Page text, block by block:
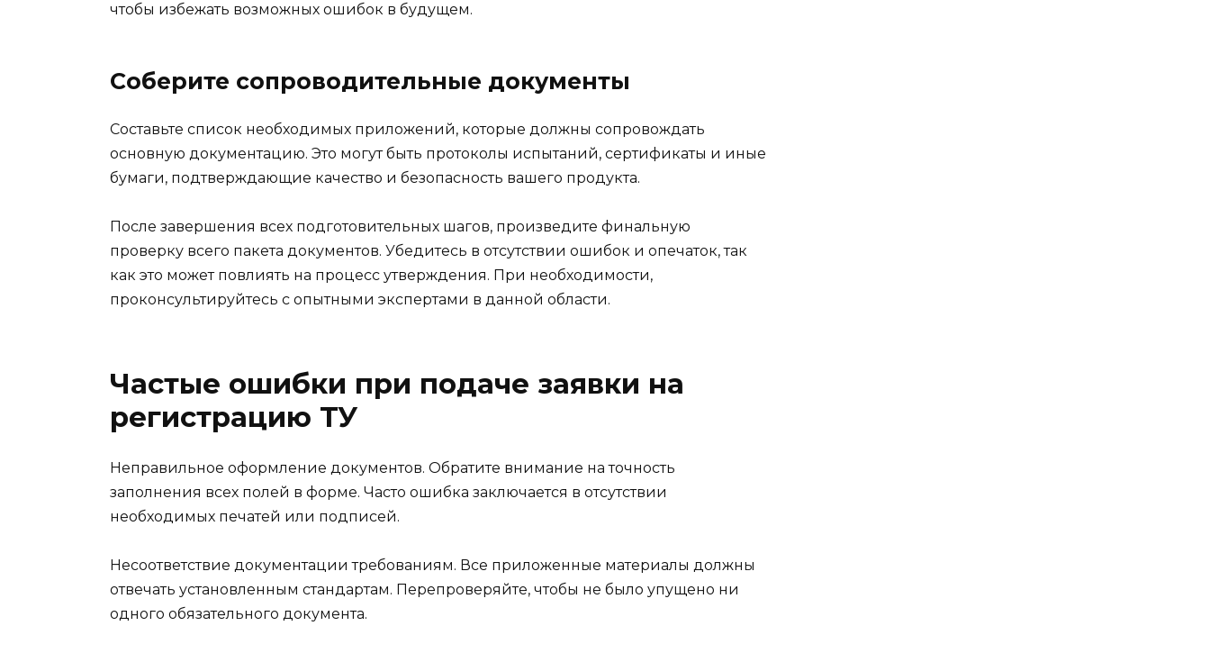
чтобы избежать возможных ошибок в будущем.
Соберите сопроводительные документы
Составьте список необходимых приложений, которые должны сопровождать
основную документацию. Это могут быть протоколы испытаний, сертификаты и иные
бумаги, подтверждающие качество и безопасность вашего продукта.
После завершения всех подготовительных шагов, произведите финальную
проверку всего пакета документов. Убедитесь в отсутствии ошибок и опечаток, так
как это может повлиять на процесс утверждения. При необходимости,
проконсультируйтесь с опытными экспертами в данной области.
Частые ошибки при подаче заявки на
регистрацию ТУ
Неправильное оформление документов. Обратите внимание на точность
заполнения всех полей в форме. Часто ошибка заключается в отсутствии
необходимых печатей или подписей.
Несоответствие документации требованиям. Все приложенные материалы должны
отвечать установленным стандартам. Перепроверяйте, чтобы не было упущено ни
одного обязательного документа.